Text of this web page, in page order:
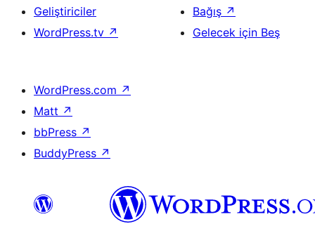
Geliştiriciler
WordPress.tv ↗
Bağış ↗
Gelecek için Beş
WordPress.com ↗
Matt ↗
bbPress ↗
BuddyPress ↗